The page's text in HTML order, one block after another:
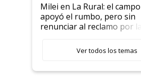
Milei en La Rural: el campo
apoyó el rumbo, pero sin
renunciar al reclamo por las
Ver todos los temas